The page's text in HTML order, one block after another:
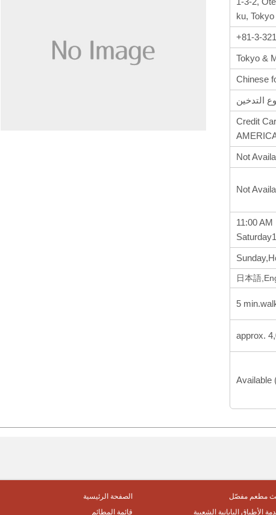
ku, Tokyo
+81-3-
Tokyo &
Chinese
التدخين
Credit
Not
Not
11:00 AM
日本語
5
approx.
Available
الصفحة الرئيسية
مطعم مفصّل
قائمة المطائم
الأطباق اليابانية الشعبية